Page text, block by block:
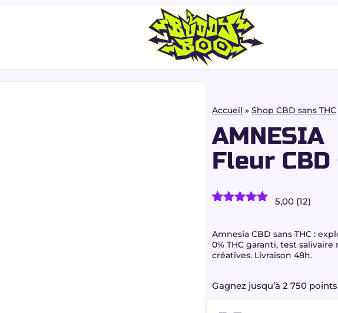
Accueil » Shop CBD sans THC
AMNESIA
Fleur CBD
basé sur
notations
client
5,00 (12)
Amnesia CBD sans THC :
0% THC garanti, test
créatives. Livraison 48h.
Gagnez jusqu’à 2 750